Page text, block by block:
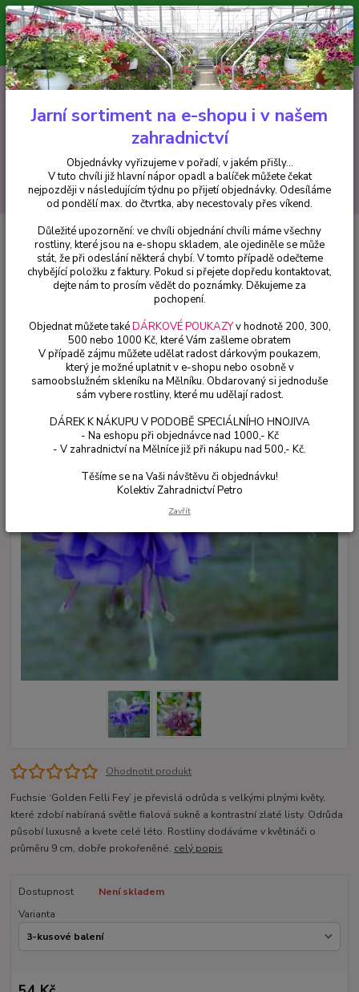
Minimální hodnota pro odeslání z e-shopu je 300 Kč.
V tuto chvíli již hlavní nápor objednávek opadl a balíček můžete čekat
nejpozději v následujícím týdnu po přijetí objednávky. Objednávky
vyřizujeme v pořadí, v jakém přišly...
CZK
Hledat
+420 602 223 614 0ks
za0 Kč
Fuchsie Golden Felli Fey Fuchsie - cena za kus v 3-kusovém balení
Golden Felli Fey Fuchsie - cena za
kus v 3-kusovém balení
Ohodnotit produkt
Fuchsie ‘Golden Felli Fey’ je převislá odrůda s velkými plnými květy,
které zdobí nabíraná světle fialová sukně a kontrastní zlaté listy. Odrůda
působí luxusně a kvete celé léto. Rostliny dodáváme v květináči o
průměru 9 cm, dobře prokořeněné. celý popis
Dostupnost
Není skladem
Varianta
Jarní sortiment na e-shopu i v našem
zahradnictví
Objednávky vyřizujeme v pořadí, v jakém přišly...
V tuto chvíli již hlavní nápor opadl a balíček můžete čekat
nejpozději v následujícím týdnu po přijetí objednávky. Odesíláme
od pondělí max. do čtvrtka, aby necestovaly přes víkend.
Důležité upozornění: ve chvíli objednání chvíli máme všechny
rostliny, které jsou na e-shopu skladem, ale ojediněle se může
stát, že při odeslání některá chybí. V tomto případě odečteme
chybějící položku z faktury. Pokud si přejete dopředu kontaktovat,
dejte nám to prosím vědět do poznámky. Děkujeme za
pochopení.
Objednat můžete takéDÁRKOVÉ POUKAZYv hodnotě 200, 300,
500 nebo 1000 Kč, které Vám zašleme obratem
V případě zájmu můžete udělat radost dárkovým poukazem,
který je možné uplatnit v e-shopu nebo osobně v
samoobslužném skleníku na Mělníku. Obdarovaný si jednoduše
sám vybere rostliny, které mu udělají radost.
DÁREK K NÁKUPU V PODOBĚ SPECIÁLNÍHO HNOJIVA
- Na eshopu při objednávce nad 1000,- Kč
- V zahradnictví na Mělníce již při nákupu nad 500,- Kč.
Těšíme se na Vaši návštěvu či objednávku!
Kolektiv Zahradnictví Petro
Zavřít